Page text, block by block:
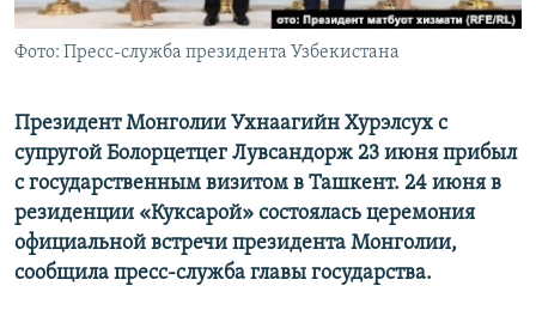
Фото: Пресс-служба президента Узбекистана
Президент Монголии Ухнаагийн Хурэлсух с
супругой Болорцетцег Лувсандорж 23 июня прибыл
с государственным визитом в Ташкент. 24 июня в
резиденции «Куксарой» состоялась церемония
официальной встречи президента Монголии,
сообщила пресс-служба главы государства.